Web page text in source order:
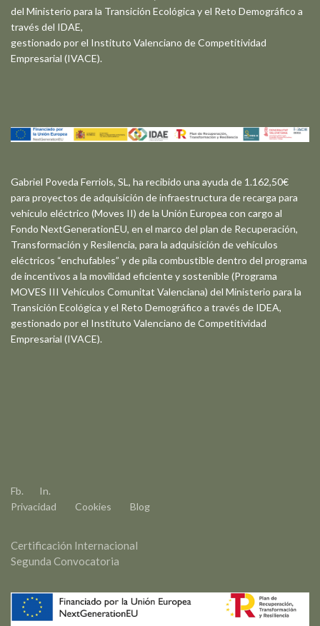
del Ministerio para la Transición Ecológica y el Reto Demográfico a
través del IDAE,
gestionado por el Instituto Valenciano de Competitividad
Empresarial (IVACE).
Gabriel Poveda Ferriols, SL, ha recibido una ayuda de 1.162,50€
para proyectos de adquisición de infraestructura de recarga para
vehículo eléctrico (Moves II) de la Unión Europea con cargo al
Fondo NextGenerationEU, en el marco del plan de Recuperación,
Transformación y Resilencia, para la adquisición de vehículos
eléctricos “enchufables” y de pila combustible dentro del programa
de incentivos a la movilidad eficiente y sostenible (Programa
MOVES III Vehículos Comunitat Valenciana) del Ministerio para la
Transición Ecológica y el Reto Demográfico a través de IDEA,
gestionado por el Instituto Valenciano de Competitividad
Empresarial (IVACE).
Fb.
In.
Privacidad
Cookies Blog
Certificación Internacional
Segunda Convocatoria